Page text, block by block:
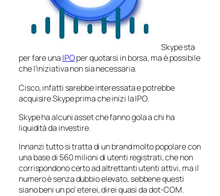
Skype sta
per fare una IPOper quotarsi in borsa, ma è possibile
che l’iniziativa non sia necessaria.
Cisco, infatti sarebbe interessata e potrebbe
acquisire Skype prima che inizi la IPO.
Skype ha alcuniassetche fanno gola a chi ha
liquidità da investire.
Innanzi tutto si tratta di un brand molto popolare con
una base di 560 milioni di utenti registrati, che non
corrispondono certo ad altrettanti utenti attivi, ma il
numero è senza dubbio elevato, sebbene questi
siano beni un po’ eterei, direi quasi da dot-COM.